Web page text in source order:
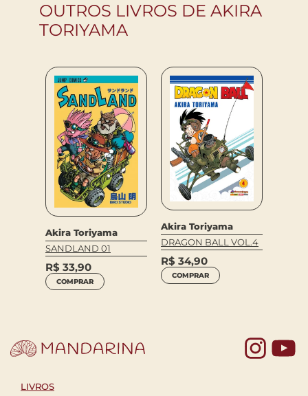
OUTROS LIVROS DE AKIRA
TORIYAMA
Akira Toriyama
SANDLAND 01
R$ 33,90
COMPRAR
Akira Toriyama
DRAGON BALL VOL.4
R$ 34,90
COMPRAR
LIVROS